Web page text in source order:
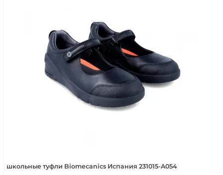
школьные туфли Biomecanics Испания 231015-A054